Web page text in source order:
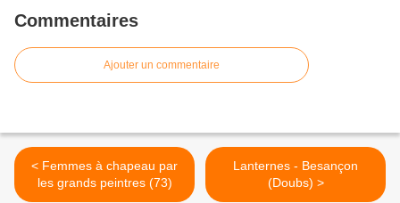
Commentaires
Ajouter un commentaire
< Femmes à chapeau par
les grands peintres (73)
Lanternes - Besançon
(Doubs) >